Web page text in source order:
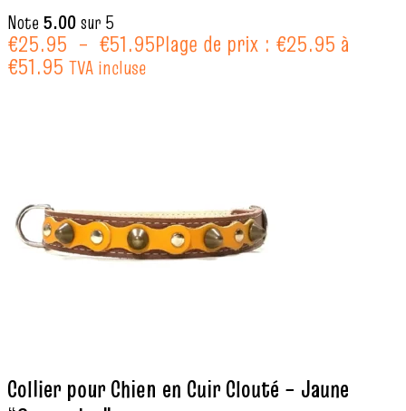
Note 5.00sur 5
€25.95 – €51.95Plage de prix : €25.95 à
€51.95 TVA incluse
Collier pour Chien en Cuir Clouté – Jaune